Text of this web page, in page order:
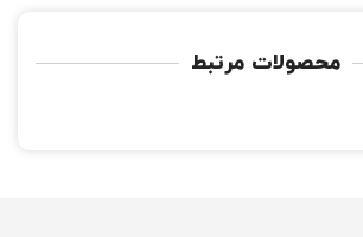
محصولات مرتبط